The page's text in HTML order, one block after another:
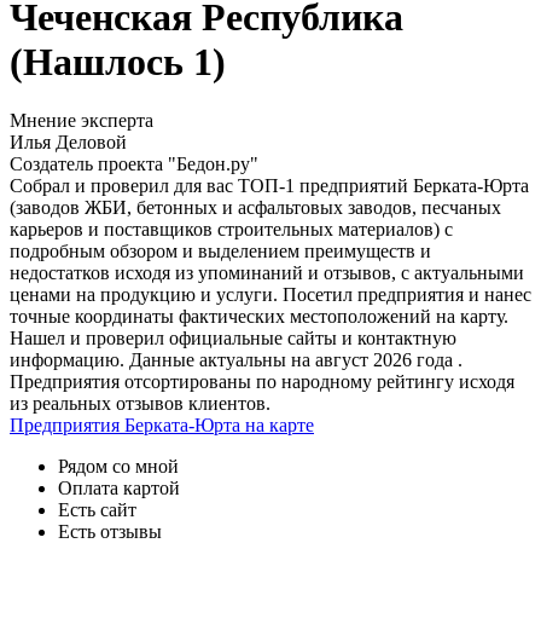
Чеченская Республика
(Нашлось 1)
Мнение эксперта
Илья Деловой
Создатель проекта "Бедон.ру"
Собрал и проверил для вас ТОП-1 предприятий Берката-Юрта
(заводов ЖБИ, бетонных и асфальтовых заводов, песчаных
карьеров и поставщиков строительных материалов) с
подробным обзором и выделением преимуществ и
недостатков исходя из упоминаний и отзывов, с актуальными
ценами на продукцию и услуги. Посетил предприятия и нанес
точные координаты фактических местоположений на карту.
Нашел и проверил официальные сайты и контактную
информацию. Данные актуальны на август 2026 года .
Предприятия отсортированы по народному рейтингу исходя
из реальных отзывов клиентов.
Предприятия Берката-Юрта на карте
Рядом со мной
Оплата картой
Есть сайт
Есть отзывы